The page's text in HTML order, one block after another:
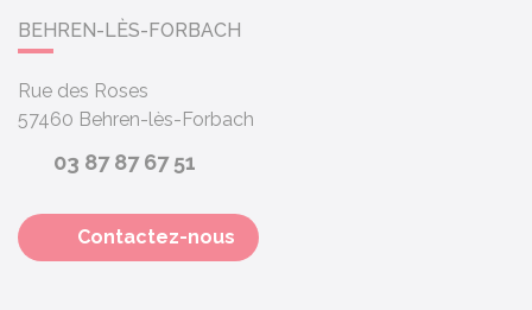
BEHREN-LÈS-FORBACH
Rue des Roses
57460 Behren-lès-Forbach
03 87 87 67 51
Contactez-nous